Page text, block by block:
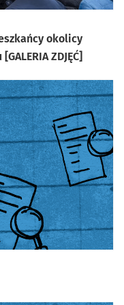
okolicy
ZDJĘĆ]